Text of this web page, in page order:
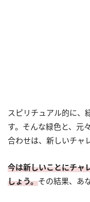
スピリチュアル的に、
す。そんな緑色と、元
合わせは、新しいチャ
今は新しいことにチャ
しょう。その結果、あ